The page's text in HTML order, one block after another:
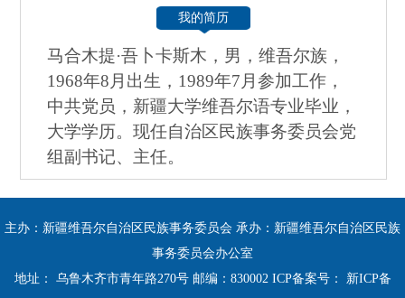
我的简历
马合木提·吾卜卡斯木，男，维吾尔族，
1968年8月出生，1989年7月参加工作，
中共党员，新疆大学维吾尔语专业毕业，
大学学历。现任自治区民族事务委员会党
组副书记、主任。
主办：新疆维吾尔自治区民族事务委员会 承办：新疆维吾尔自治区民族
事务委员会办公室
地址： 乌鲁木齐市青年路270号 邮编：830002 ICP备案号： 新ICP备